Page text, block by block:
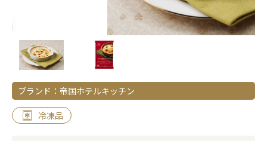
ブランド：帝国ホテルキッチン
冷凍品